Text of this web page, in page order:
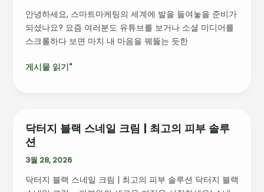
올
까?
안녕하세요, 스마트마케팅의 세계에 발을 들여놓을 준비가
되셨나요? 요즘 여러분도 유튜브를 보거나 소셜 미디어를
스크롤하다 보면 마치 내 마음을 꿰뚫는 듯한
케
팅:
데
터
새
로
운
비
즈
게시물 읽기"
닥터지 블랙 스네일 크림 | 최고의 피부 솔루
션
3월 28, 2026
닥터지 블랙 스네일 크림 | 최고의 피부 솔루션 닥터지 블랙
닥
터
지
블
랙